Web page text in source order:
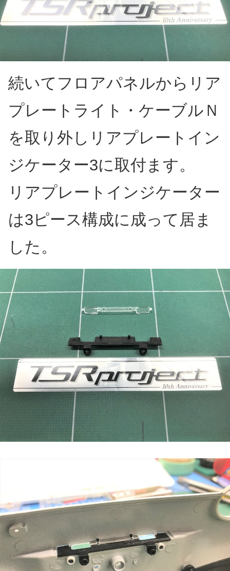
続いてフロアパネルからリア
プレートライト・ケーブルＮ
を取り外しリアプレートイン
ジケーター3に取付ます。
リアプレートインジケーター
は3ピース構成に成って居ま
した。